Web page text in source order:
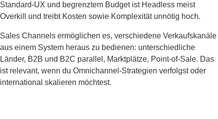
Standard-UX und begrenztem Budget ist Headless meist
Overkill und treibt Kosten sowie Komplexität unnötig hoch.
Sales Channels ermöglichen es, verschiedene Verkaufskanäle
aus einem System heraus zu bedienen: unterschiedliche
Länder, B2B und B2C parallel, Marktplätze, Point-of-Sale. Das
ist relevant, wenn du Omnichannel-Strategien verfolgst oder
international skalieren möchtest.